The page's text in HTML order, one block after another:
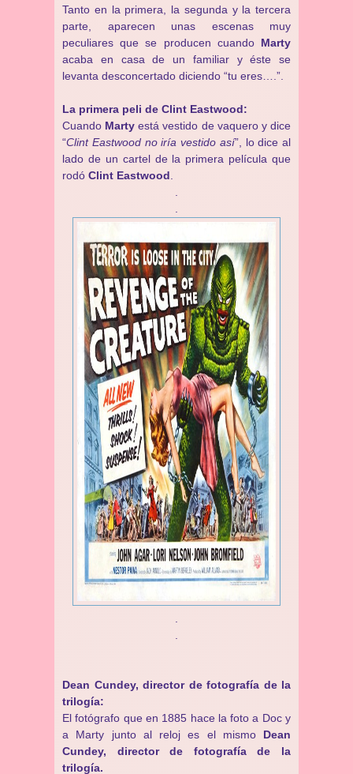
Tanto en la primera, la segunda y la tercera
parte, aparecen unas escenas muy
peculiares que se producen cuando Marty
acaba en casa de un familiar y éste se
levanta desconcertado diciendo “tu eres….”.
La primera peli de Clint Eastwood:
Cuando Martyestá vestido de vaquero y dice
“Clint Eastwood no iría vestido así”, lo dice al
lado de un cartel de la primera película que
rodó Clint Eastwood
Dean Cundey, director de fotografía de la
trilogía:
El fotógrafo que en 1885 hace la foto a Doc y
a Marty junto al reloj es el mismo Dean
Cundey, director de fotografía de la
trilogía.